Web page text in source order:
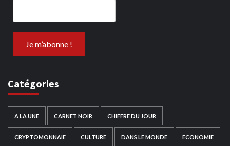
Catégories
A LA UNE CARNET NOIR CHIFFRE DU JOUR
CRYPTOMONNAIE CULTURE DANS LE MONDE ECONOMIE